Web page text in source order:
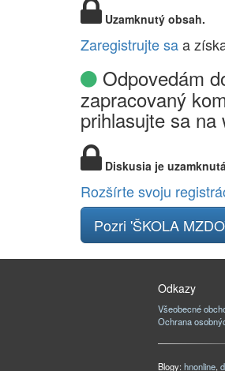
Uzamknutý obsah.
Zaregistrujte saa
Odpovedám
zapracovaný
prihlasujte sa na
Diskusia je
Rozšírte svoju
Pozri 'ŠKOLA
Odkazy
Všeobecné
Ochrana
Blogy: hnonline,